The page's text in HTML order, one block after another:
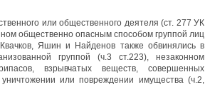
или общественного деятеля (ст. 277 УК
общественно опасным способом группой лиц
Яшин и Найденов также обвинялись в
группой (ч.3 ст.223), незаконном
взрывчатых веществ, совершенных
или повреждении имущества (ч.2,